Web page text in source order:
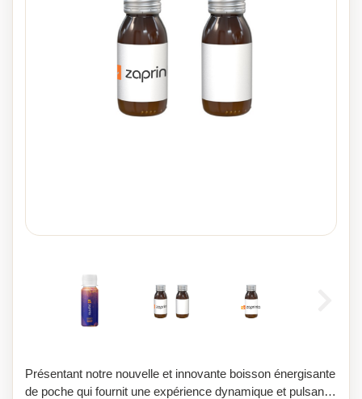
Présentant notre nouvelle et innovante boisson énergisante
de poche qui fournit une expérience dynamique et pulsante.